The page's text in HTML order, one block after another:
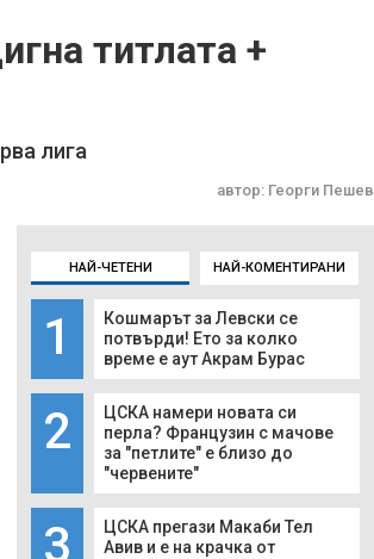
титлата +
лига
автор: Георги Пешев
НАЙ-ЧЕТЕНИ НАЙ-КОМЕНТИРАНИ
1
Кошмарът за Левски се
потвърди! Ето за колко
време е аут Акрам Бурас
2
ЦСКА намери новата си
перла? Французин с мачове
за "петлите" е близо до
"червените"
3
ЦСКА прегази Макаби Тел
Авив и е на крачка от